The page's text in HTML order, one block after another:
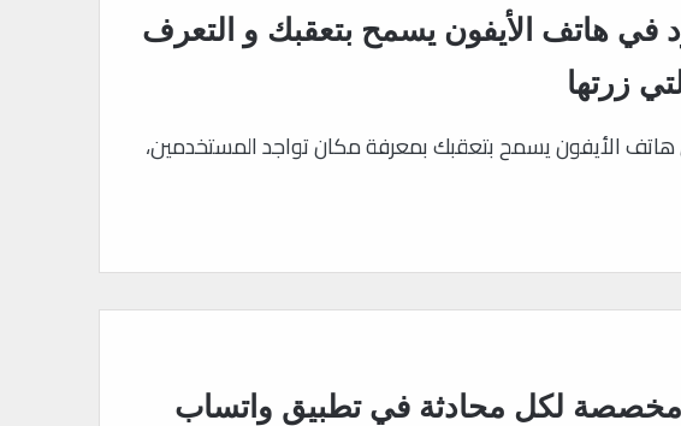
في هاتف الأيفون يسمح بتعقبك و التعرف
زرتها
هاتف الأيفون يسمح بتعقبك بمعرفة مكان تواجد المستخدمين،
مخصصة لكل محادثة في تطبيق واتساب